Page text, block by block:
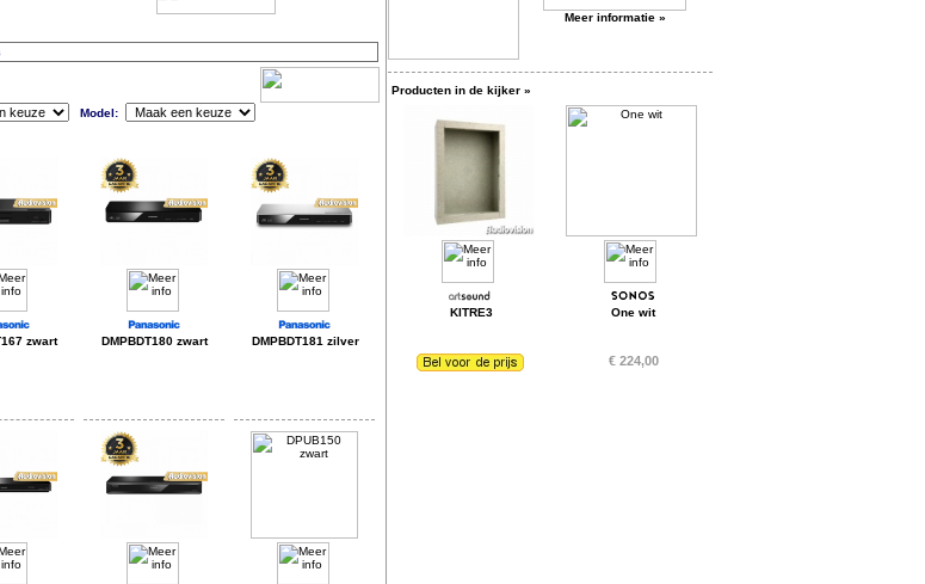
Model:
zwart DMPBDT180 zwart DMPBDT181 zilver
Meer informatie »
Producten in de kijker »
KITRE3 One wit
€ 224,00